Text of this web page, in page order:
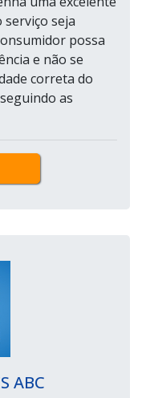
serviço seja
possa
e não se
correta do
as
ABC